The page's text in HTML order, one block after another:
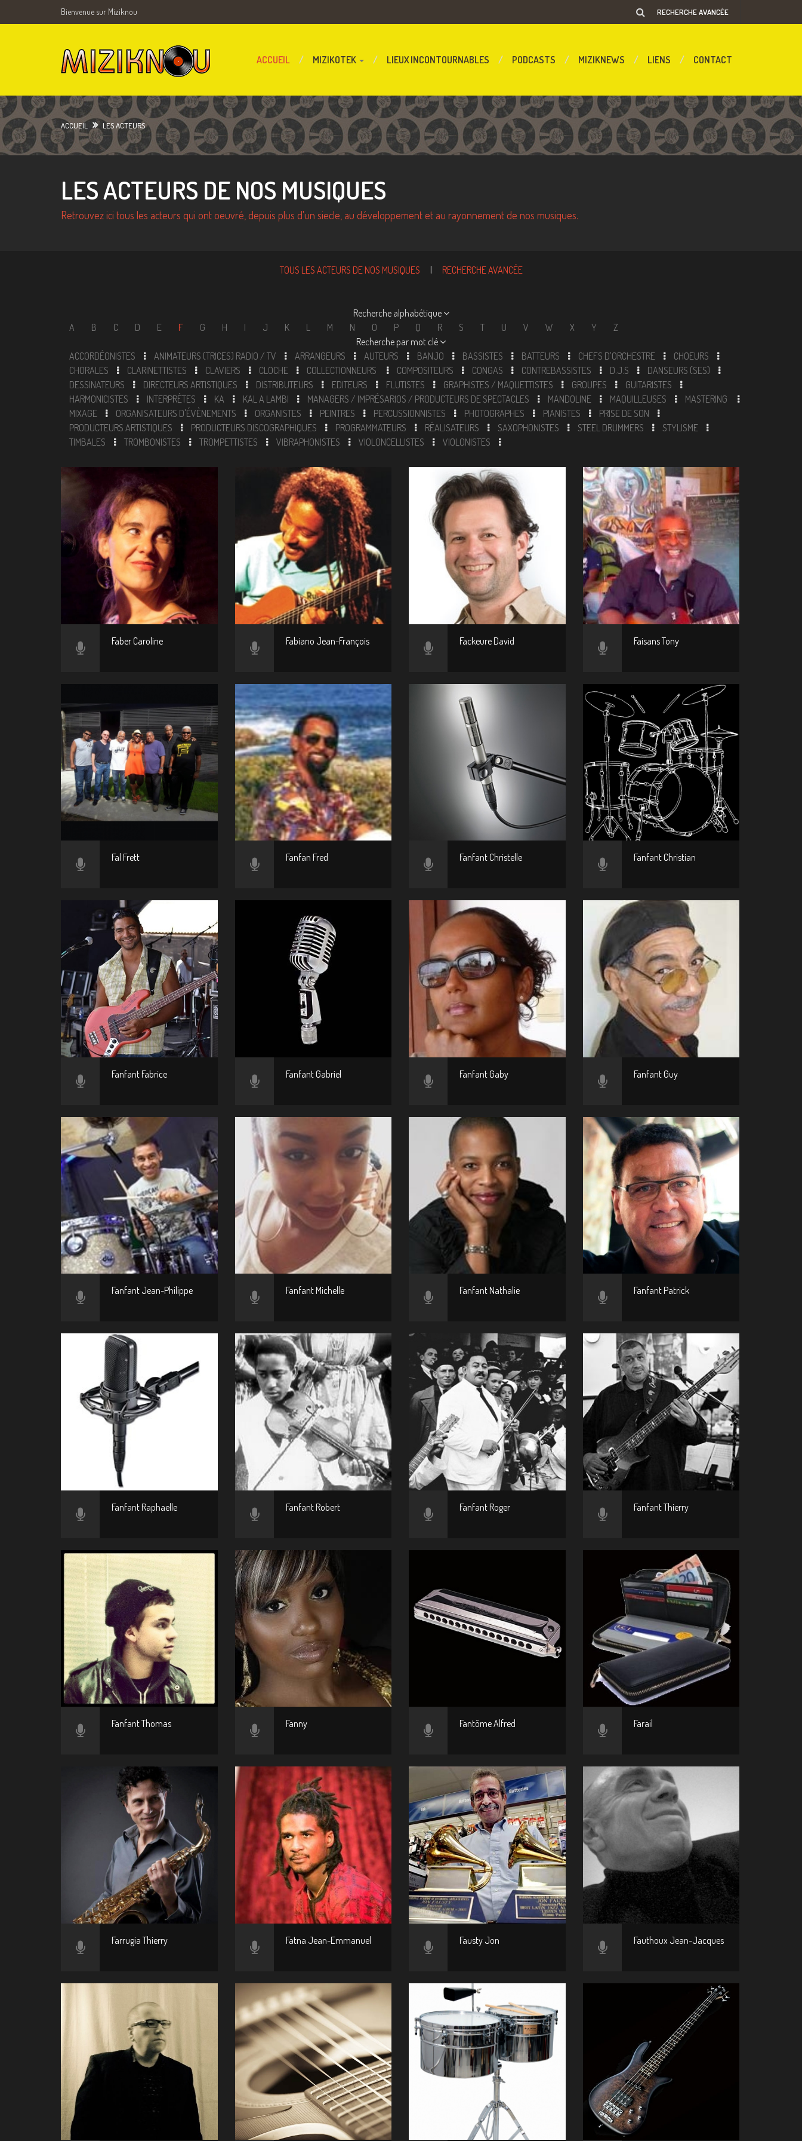
Bienvenue sur Miziknou RECHERCHE AVANCÉE
ACCUEIL MIZIKOTEK LIEUX INCONTOURNABLES PODCASTS MIZIKNEWS LIENS CONTACT
ACCUEIL LES ACTEURS
LES ACTEURS DE NOS MUSIQUES
Retrouvez ici tous les acteurs qui ont oeuvré, depuis plus d'un siecle, au développement et au rayonnement de nos musiques.
TOUS LES ACTEURS DE NOS MUSIQUES RECHERCHE AVANCÉE
Recherche alphabétique
A
B C D E F G H I J K L M N O P Q R S T U V W X Y
Z
Recherche par mot clé
ACCORDÉONISTES
ANIMATEURS (TRICES) RADIO / TV ARRANGEURS AUTEURS BANJO BASSISTES BATTEURS CHEFS D'ORCHESTRE
CHOEURS
CHORALES
CLARINETTISTES CLAVIERS CLOCHE COLLECTIONNEURS COMPOSITEURS CONGAS CONTREBASSISTES D.J.S
DANSEURS (SES)
DESSINATEURS
DIRECTEURS ARTISTIQUES DISTRIBUTEURS EDITEURS FLUTISTES GRAPHISTES / MAQUETTISTES GROUPES
GUITARISTES
HARMONICISTES
INTERPRÈTES KA KAL A LAMBI MANAGERS / IMPRÉSARIOS / PRODUCTEURS DE SPECTACLES MANDOLINE MAQUILLEUSES
MASTERING
MIXAGE
ORGANISATEURS D'ÉVÈNEMENTS ORGANISTES PEINTRES PERCUSSIONNISTES PHOTOGRAPHES PIANISTES
PRISE DE SON
PRODUCTEURS ARTISTIQUES
PRODUCTEURS DISCOGRAPHIQUES PROGRAMMATEURS RÉALISATEURS SAXOPHONISTES STEEL DRUMMERS
STYLISME
TIMBALES
TROMBONISTES TROMPETTISTES VIBRAPHONISTES VIOLONCELLISTES VIOLONISTES
Faber Caroline Fabiano Jean-François Fackeure David Faisans Tony
Fal Frett Fanfan Fred Fanfant Christelle Fanfant Christian
Fanfant Fabrice Fanfant Gabriel Fanfant Gaby Fanfant Guy
Fanfant Jean-Philippe Fanfant Michelle Fanfant Nathalie Fanfant Patrick
Fanfant Raphaelle Fanfant Robert Fanfant Roger Fanfant Thierry
Fanfant Thomas Fanny Fantôme Alfred Farail
Farrugia Thierry Fatna Jean-Emmanuel Fausty Jon Fauthoux Jean-Jacques